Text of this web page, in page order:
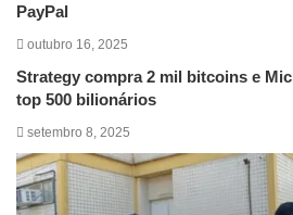
PayPal
outubro 16, 2025
Strategy compra 2 mil bitcoins e
top 500 bilionários
setembro 8, 2025